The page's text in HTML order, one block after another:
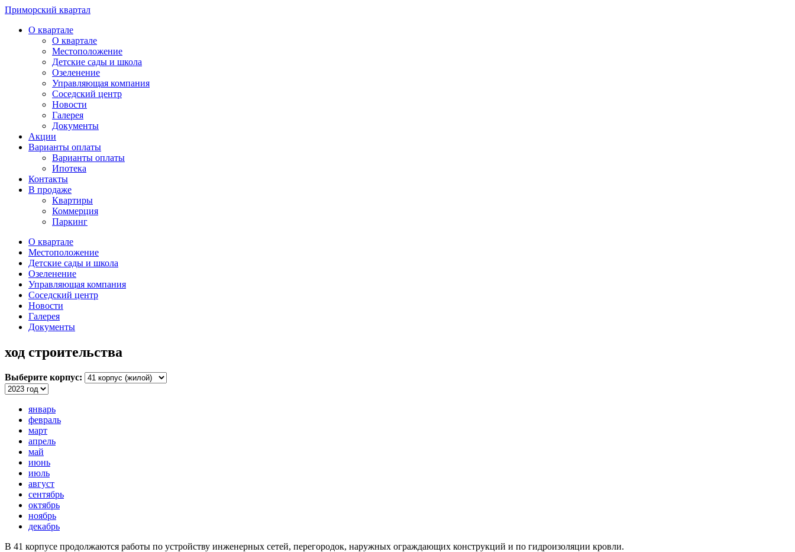
Приморский квартал
О квартале
О квартале
Местоположение
Детские сады и школа
Озеленение
Управляющая компания
Соседский центр
Новости
Галерея
Документы
Акции
Варианты оплаты
Варианты оплаты
Ипотека
Контакты
В продаже
Квартиры
Коммерция
Паркинг
О квартале
Местоположение
Детские сады и школа
Озеленение
Управляющая компания
Соседский центр
Новости
Галерея
Документы
ход строительства
Выберите корпус:
январь
февраль
март
апрель
май
июнь
июль
август
сентябрь
октябрь
ноябрь
декабрь
В 41 корпусе продолжаются работы по устройству инженерных сетей, перегородок, наружных ограждающих конструкций и по гидроизоляции кровли.